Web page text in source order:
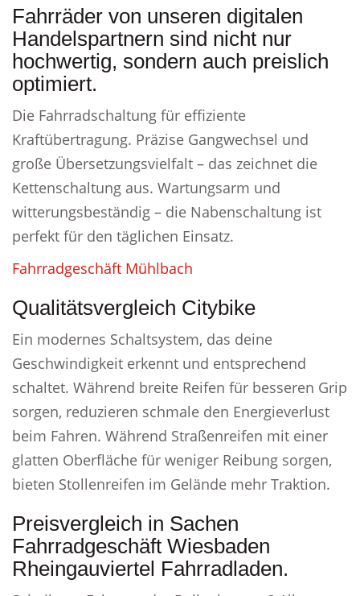
Fahrräder von unseren digitalen
Handelspartnern sind nicht nur
hochwertig, sondern auch preislich
optimiert.
Die Fahrradschaltung für effiziente
Kraftübertragung. Präzise Gangwechsel und
große Übersetzungsvielfalt – das zeichnet die
Kettenschaltung aus. Wartungsarm und
witterungsbeständig – die Nabenschaltung ist
perfekt für den täglichen Einsatz.
Fahrradgeschäft Mühlbach
Qualitätsvergleich Citybike
Ein modernes Schaltsystem, das deine
Geschwindigkeit erkennt und entsprechend
schaltet. Während breite Reifen für besseren Grip
sorgen, reduzieren schmale den Energieverlust
beim Fahren. Während Straßenreifen mit einer
glatten Oberfläche für weniger Reibung sorgen,
bieten Stollenreifen im Gelände mehr Traktion.
Preisvergleich in Sachen
Fahrradgeschäft Wiesbaden
Rheingauviertel Fahrradladen.